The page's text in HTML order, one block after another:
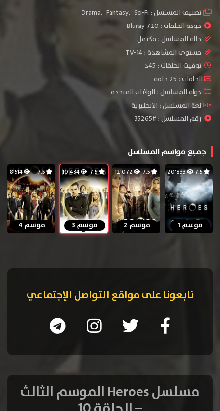
تصنيف المسلسل : Drama, Fantasy, Sci-Fi
جودة الحلقات : 720 Bluray
حالة المسلسل : مكتمل
مستوي المشاهدة :TV-14
توقيت الحلقات : 45د
الحلقات : 25 حلقة
دولة المسلسل : الولايات المتحدة
لغة المسلسل : الانجليزية
رقم المسلسل : #35265
جميع مواسم المسلسل
7.5 20٬833
موسم 1
7.5 12٬072
موسم 2
7.5
موسم 3
7.5 8٬514
موسم 4
تابعونا على مواقع التواصل الإجتماعي
مسلسل Heroes الموسم الثالث